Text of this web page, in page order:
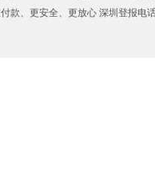
款、更安全、更放心 深圳登报电